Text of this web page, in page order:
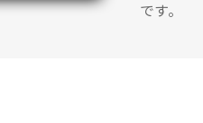
です。